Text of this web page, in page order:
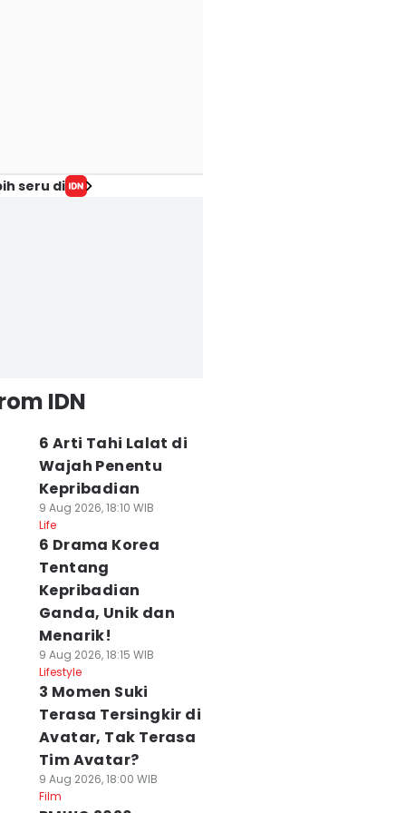
seru di
IDN
6 Arti Tahi Lalat di
Wajah Penentu
Kepribadian
9 Aug 2026, 18:10 WIB
Life
6 Drama Korea
Tentang
Kepribadian
Ganda, Unik dan
Menarik!
9 Aug 2026, 18:15 WIB
Lifestyle
3 Momen Suki
Terasa Tersingkir di
Avatar, Tak Terasa
Tim Avatar?
9 Aug 2026, 18:00 WIB
Film